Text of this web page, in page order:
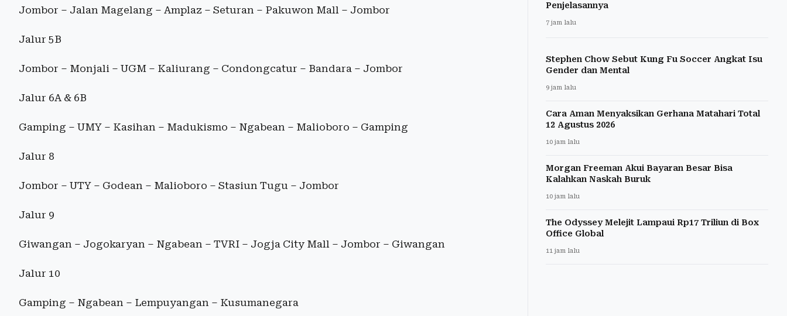
Jombor – Jalan Magelang – Amplaz – Seturan – Pakuwon Mall – Jombor
Jalur 5B
Jombor – Monjali – UGM – Kaliurang – Condongcatur – Bandara – Jombor
Jalur 6A & 6B
Gamping – UMY – Kasihan – Madukismo – Ngabean – Malioboro – Gamping
Jalur 8
Jombor – UTY – Godean – Malioboro – Stasiun Tugu – Jombor
Jalur 9
Giwangan – Jogokaryan – Ngabean – TVRI – Jogja City Mall – Jombor – Giwangan
Jalur 10
Gamping – Ngabean – Lempuyangan – Kusumanegara
Penjelasannya
7 jam lalu
Stephen Chow Sebut Kung Fu Soccer Angkat Isu
Gender dan Mental
9 jam lalu
Cara Aman Menyaksikan Gerhana Matahari Total
12 Agustus 2026
10 jam lalu
Morgan Freeman Akui Bayaran Besar Bisa
Kalahkan Naskah Buruk
10 jam lalu
The Odyssey Melejit Lampaui Rp17 Triliun di Box
Office Global
11 jam lalu